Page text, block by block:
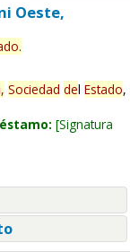
Oeste,
.
Sociedad del Estado,
Signatura